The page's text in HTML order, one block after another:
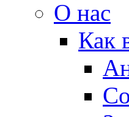
О нас
Как